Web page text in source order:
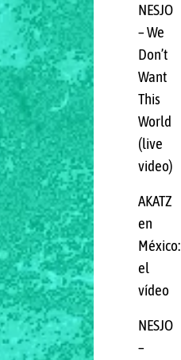
NESJO
– We
Don’t
Want
This
World
(live
video)
AKATZ
en
México:
el
vídeo
NESJO
–